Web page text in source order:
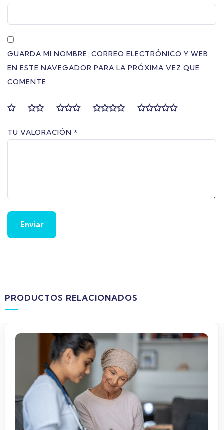
GUARDA MI NOMBRE, CORREO ELECTRÓNICO Y WEB
EN ESTE NAVEGADOR PARA LA PRÓXIMA VEZ QUE
COMENTE.
TU VALORACIÓN *
PRODUCTOS RELACIONADOS